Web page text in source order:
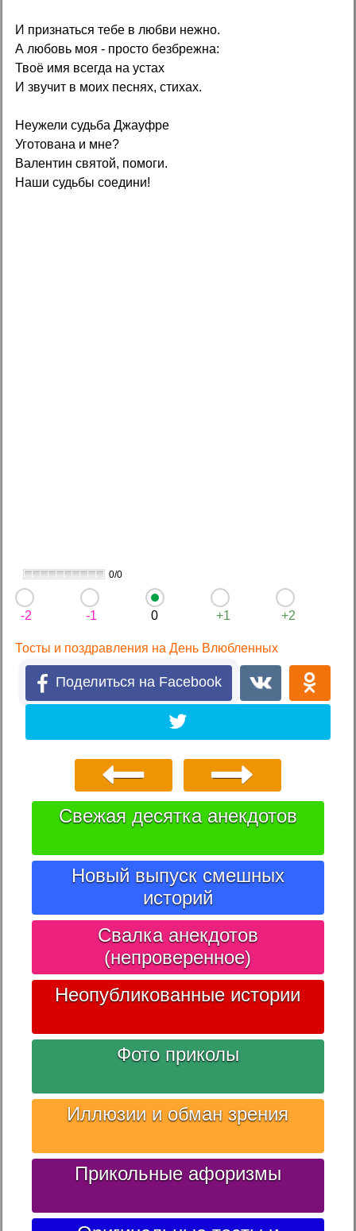
И признаться тебе в любви нежно.
А любовь моя - просто безбрежна:
Твоё имя всегда на устах
И звучит в моих песнях, стихах.
Неужели судьба Джауфре
Уготована и мне?
Валентин святой, помоги.
Наши судьбы соедини!
0/0
-2 -1 0 +1 +2
Тосты и поздравления на День Влюбленных
Поделиться на Facebook
Свежая десятка анекдотов
Новый выпуск смешных
историй
Свалка анекдотов
(непроверенное)
Неопубликованные истории
Фото приколы
Иллюзии и обман зрения
Прикольные афоризмы